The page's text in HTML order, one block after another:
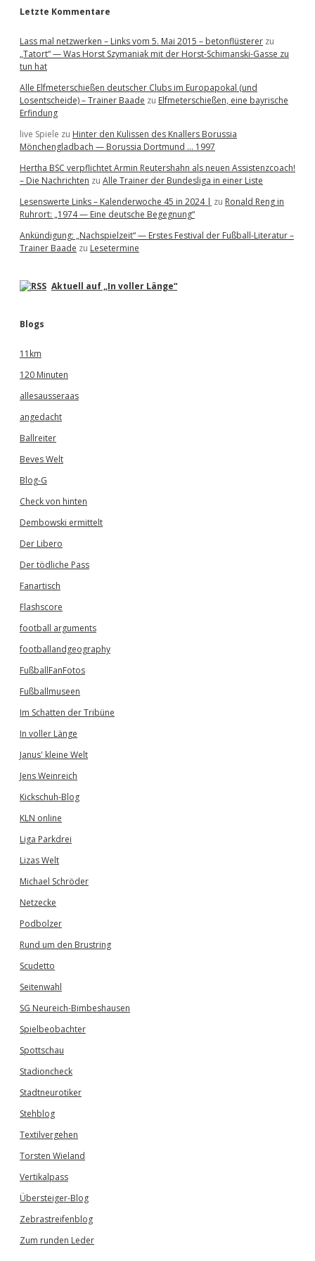
Letzte Kommentare
Lass mal netzwerken – Links vom 5. Mai 2015 – betonflüsterer zu
„Tatort“ — Was Horst Szymaniak mit der Horst-Schimanski-Gasse zu
tun hat
Alle Elfmeterschießen deutscher Clubs im Europapokal (und
Losentscheide) – Trainer Baade zu Elfmeterschießen, eine bayrische
Erfindung
live Spiele zu Hinter den Kulissen des Knallers Borussia
Mönchengladbach — Borussia Dortmund … 1997
Hertha BSC verpflichtet Armin Reutershahn als neuen Assistenzcoach!
– Die Nachrichten zu Alle Trainer der Bundesliga in einer Liste
Lesenswerte Links – Kalenderwoche 45 in 2024 | zu Ronald Reng in
Ruhrort: „1974 — Eine deutsche Begegnung“
Ankündigung: „Nachspielzeit“ — Erstes Festival der Fußball-Literatur –
Trainer Baade zu Lesetermine
Aktuell auf „In voller Länge“
Blogs
11km
120 Minuten
allesausseraas
angedacht
Ballreiter
Beves Welt
Blog-G
Check von hinten
Dembowski ermittelt
Der Libero
Der tödliche Pass
Fanartisch
Flashscore
football arguments
footballandgeography
FußballFanFotos
Fußballmuseen
Im Schatten der Tribüne
In voller Länge
Janus' kleine Welt
Jens Weinreich
Kickschuh-Blog
KLN online
Liga Parkdrei
Lizas Welt
Michael Schröder
Netzecke
Podbolzer
Rund um den Brustring
Scudetto
Seitenwahl
SG Neureich-Bimbeshausen
Spielbeobachter
Spottschau
Stadioncheck
Stadtneurotiker
Stehblog
Textilvergehen
Torsten Wieland
Vertikalpass
Übersteiger-Blog
Zebrastreifenblog
Zum runden Leder